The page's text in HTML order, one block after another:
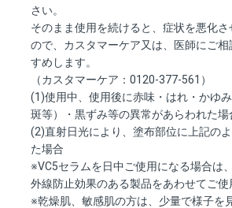
さい。
そのまま使用を続けると、症状を悪化
ので、カスタマーケア又は、医師にご
すめします。
（カスタマーケア：0120-377-561）
(1)使用中、使用後に赤味・はれ・かゆ
斑等）・黒ずみ等の異常があらわれた場
(2)直射日光により、塗布部位に上記の
た場合
※VC5セラムを日中ご使用になる場合は
外線防止効果のある製品をあわせてご使
※乾燥肌、敏感肌の方は、少量で様子を